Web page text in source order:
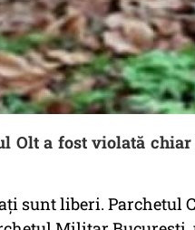
Olt a fost violată
sunt liberi. Parchetul